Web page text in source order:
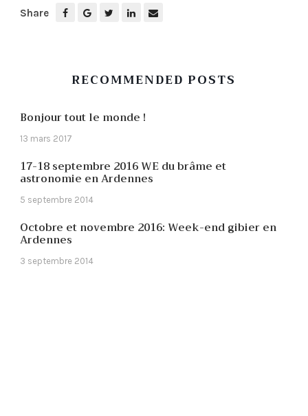
Share
RECOMMENDED POSTS
Bonjour tout le monde !
13 mars 2017
17-18 septembre 2016 WE du brâme et
astronomie en Ardennes
5 septembre 2014
Octobre et novembre 2016: Week-end gibier en
Ardennes
3 septembre 2014